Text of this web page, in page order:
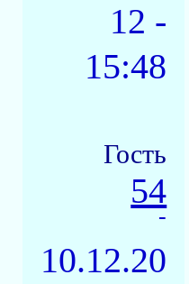
12 -
15:48
Гость
54
-
10.12.20